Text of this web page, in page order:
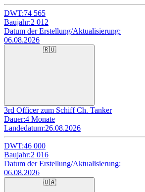
DWT:74 565
Baujahr:2 012
Datum der Erstellung/Aktualisierung:
06.08.2026
🇷🇺
3rd Officer zum Schiff Ch. Tanker
Dauer:4 Monate
Landedatum:26.08.2026
DWT:46 000
Baujahr:2 016
Datum der Erstellung/Aktualisierung:
06.08.2026
🇺🇦